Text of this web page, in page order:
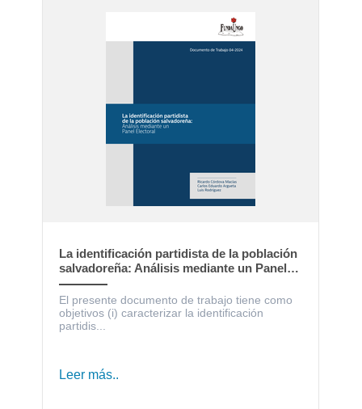
La identificación partidista de la población
salvadoreña: Análisis mediante un Panel
Electoral
El presente documento de trabajo tiene como
objetivos (i) caracterizar la identificación
partidis...
Leer más..